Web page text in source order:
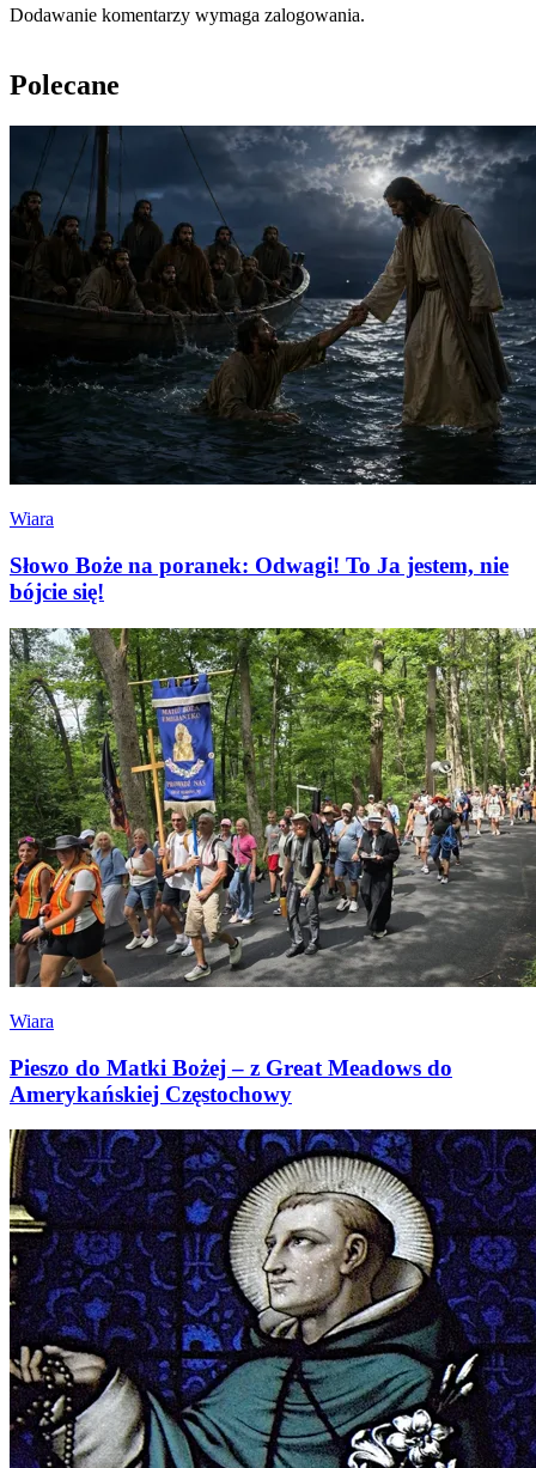
Dodawanie komentarzy wymaga zalogowania.
Polecane
Wiara
Słowo Boże na poranek: Odwagi! To Ja jestem, nie
bójcie się!
Wiara
Pieszo do Matki Bożej – z Great Meadows do
Amerykańskiej Częstochowy